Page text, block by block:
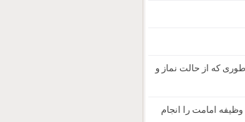
که از حالت نماز و
امامت را انجام